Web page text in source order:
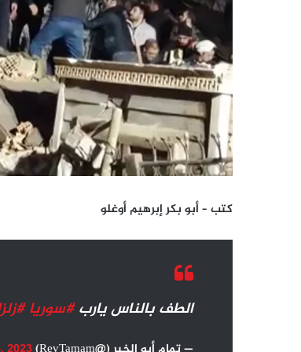
كتب – أبو بكر إبرهيم أوغلو
الطف بالناس يارب#سوريا